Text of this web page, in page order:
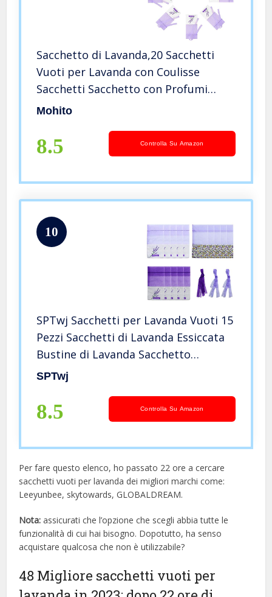
Sacchetto di Lavanda,20 Sacchetti
Vuoti per Lavanda con Coulisse
Sacchetti Sacchetto con Profumi
Sacchetti per Lavanda Vuoti Sacchetti
Spezie ed Erbe(Viola Chiaro)
Mohito
8.5 Controlla Su Amazon
10
SPTwj Sacchetti per Lavanda Vuoti 15
Pezzi Sacchetti di Lavanda Essiccata
Bustine di Lavanda Sacchetto
Lavanda Sacchetti di Organza per
Profumare Armadi
SPTwj
8.5 Controlla Su Amazon
Per fare questo elenco, ho passato 22 ore a cercare
sacchetti vuoti per lavanda dei migliori marchi come:
Leeyunbee, skytowards, GLOBALDREAM.
Nota: assicurati che l’opzione che scegli abbia tutte le
funzionalità di cui hai bisogno. Dopotutto, ha senso
acquistare qualcosa che non è utilizzabile?
48 Migliore sacchetti vuoti per